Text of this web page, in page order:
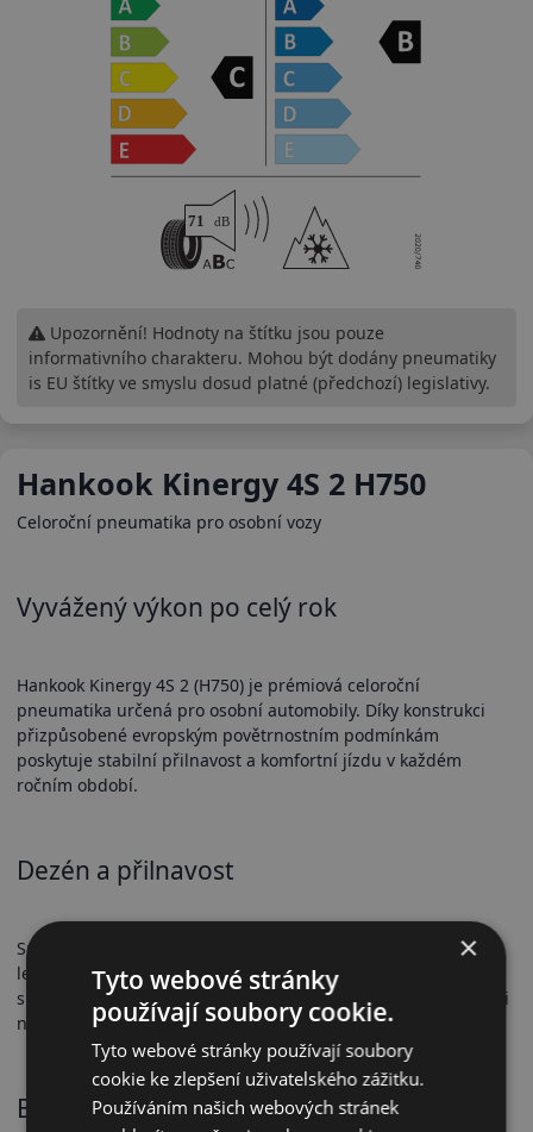
Hankook Kinergy 4S 2 H750
Celoroční pneumatika pro osobní vozy
Vyvážený výkon po celý rok
Hankook Kinergy 4S 2 (H750) je prémiová celoroční
pneumatika určená pro osobní automobily. Díky konstrukci
přizpůsobené evropským povětrnostním podmínkám
poskytuje stabilní přilnavost a komfortní jízdu v každém
ročním období.
Dezén a přilnavost
Směrový V-tvarovaný dezén a vysoká hustota lamel zajišťují
lepší odvod vody i přilnavost na sněhu. Speciální směs se
silikou přispívá ke kratší brzdné dráze a spolehlivé přilnavosti
na mokru.
Bezpečnostní vlastnosti
Upozornění! Hodnoty na štítku jsou pouze
informativního charakteru. Mohou být dodány pneumatiky
is EU štítky ve smyslu dosud platné (předchozí) legislativy.
×
Tyto webové stránky
používají soubory cookie.
Tyto webové stránky používají soubory
cookie ke zlepšení uživatelského zážitku.
Používáním našich webových stránek